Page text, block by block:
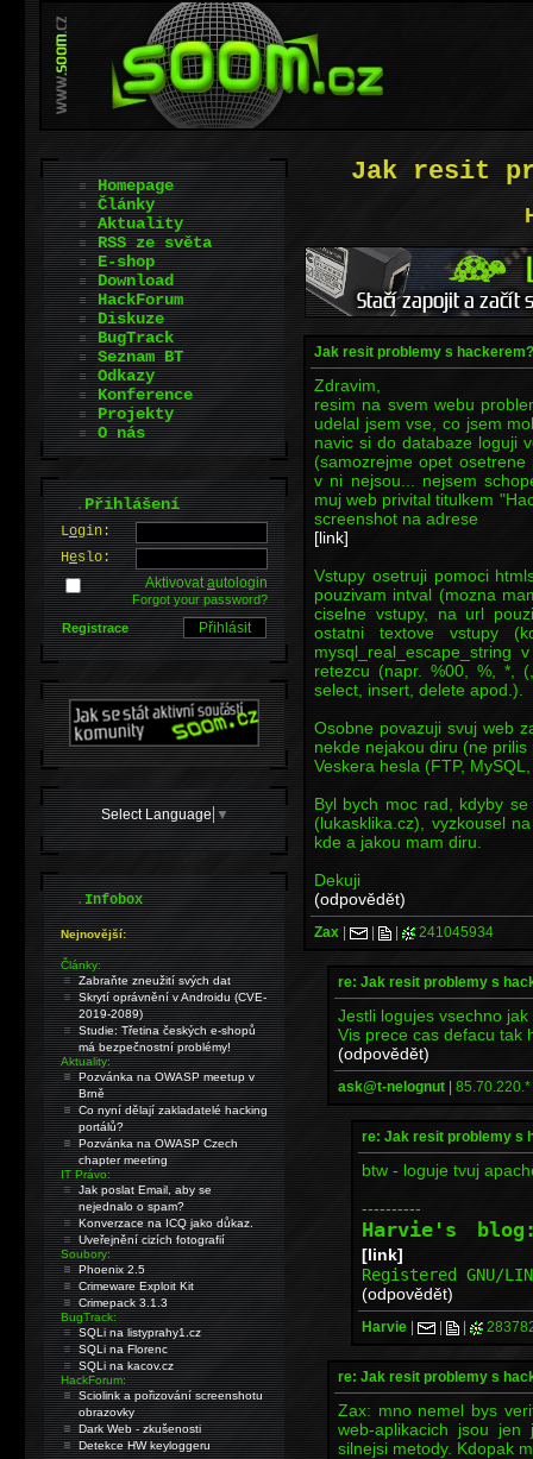
Jak resit
Jak resit problemy s hackerem?
Zdravim,
resim na svem webu
udelal jsem vse, co jsem
navic si do databaze loguji
(samozrejme opet
v ni nejsou... nejsem
muj web privital titulkem
screenshot na adrese
[link]
Vstupy osetruji pomoci
pouzivam intval (mozna
ciselne vstupy, na url
ostatni textove vstupy
mysql_real_escape_string
retezcu (napr. %00, %, *,
select, insert, delete apod.).
Osobne povazuji svuj web
nekde nejakou diru (ne
Veskera hesla (FTP,
Byl bych moc rad, kdyby
(lukasklika.cz), vyzkousel
kde a jakou mam diru.
Dekuji
(odpovědět)
Zax | | | 241045934
re: Jak resit problemy s
Jestli logujes vsechno
Vis prece cas defacu tak
(odpovědět)
ask@t-nelognut | 85.70.220.*
re: Jak resit problemy s
btw - loguje tvuj
----------
Harvie's
[link]
Registered GNU/
(odpovědět)
Harvie | | |
re: Jak resit problemy s
Zax: mno nemel bys
web-aplikacich jsou
silnejsi metody. Kdopak
Homepage
Články
Aktuality
RSS ze světa
E-shop
Download
HackForum
Diskuze
BugTrack
Seznam BT
Odkazy
Konference
Projekty
O nás
.Přihlášení
Login:
Heslo:
Aktivovatautologin
Forgot your password?
Registrace
Select Language ▼
.Infobox
Nejnovější:
Články:
Zabraňte zneužití svých dat
Skrytí oprávnění v Androidu (CVE-
2019-2089)
Studie: Třetina českých e-shopů
má bezpečnostní problémy!
Aktuality:
Pozvánka na OWASP meetup v
Brně
Co nyní dělají zakladatelé hacking
portálů?
Pozvánka na OWASP Czech
chapter meeting
IT Právo:
Jak poslat Email, aby se
nejednalo o spam?
Konverzace na ICQ jako důkaz.
Uveřejnění cizích fotografií
Soubory:
Phoenix 2.5
Crimeware Exploit Kit
Crimepack 3.1.3
BugTrack:
SQLi na listyprahy1.cz
SQLi na Florenc
SQLi na kacov.cz
HackForum:
Sciolink a pořizování screenshotu
obrazovky
Dark Web - zkušenosti
Detekce HW keyloggeru